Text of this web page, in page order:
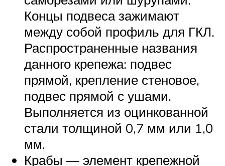
Концы подвеса зажимают
между собой профиль для ГКЛ.
Распространенные названия
данного крепежа: подвес
прямой, крепление стеновое,
подвес прямой с ушами.
Выполняется из оцинкованной
стали толщиной 0,7 мм или 1,0
мм.
Крабы — элемент крепежной